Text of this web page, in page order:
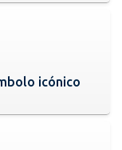
icónico